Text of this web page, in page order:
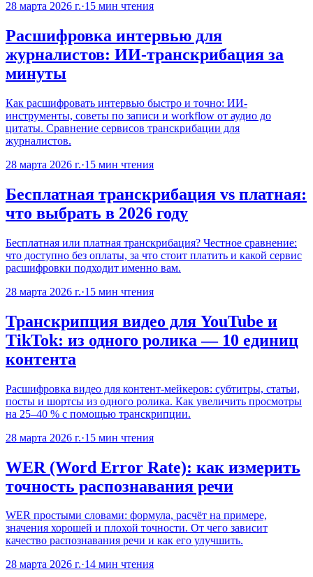
28 марта 2026 г.·15 мин чтения
Расшифровка интервью для
журналистов: ИИ-транскрибация за
минуты
Как расшифровать интервью быстро и точно: ИИ-
инструменты, советы по записи и workflow от аудио до
цитаты. Сравнение сервисов транскрибации для
журналистов.
28 марта 2026 г.·15 мин чтения
Бесплатная транскрибация vs платная:
что выбрать в 2026 году
Бесплатная или платная транскрибация? Честное сравнение:
что доступно без оплаты, за что стоит платить и какой сервис
расшифровки подходит именно вам.
28 марта 2026 г.·15 мин чтения
Транскрипция видео для YouTube и
TikTok: из одного ролика — 10 единиц
контента
Расшифровка видео для контент-мейкеров: субтитры, статьи,
посты и шортсы из одного ролика. Как увеличить просмотры
на 25–40 % с помощью транскрипции.
28 марта 2026 г.·15 мин чтения
WER (Word Error Rate): как измерить
точность распознавания речи
WER простыми словами: формула, расчёт на примере,
значения хорошей и плохой точности. От чего зависит
качество распознавания речи и как его улучшить.
28 марта 2026 г.·14 мин чтения